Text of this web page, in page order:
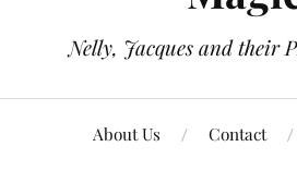
Nelly, Jacques and their
About Us Contact